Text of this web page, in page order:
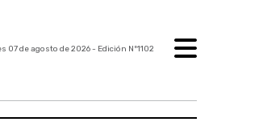
07 de agosto de 2026- Edición Nº1102